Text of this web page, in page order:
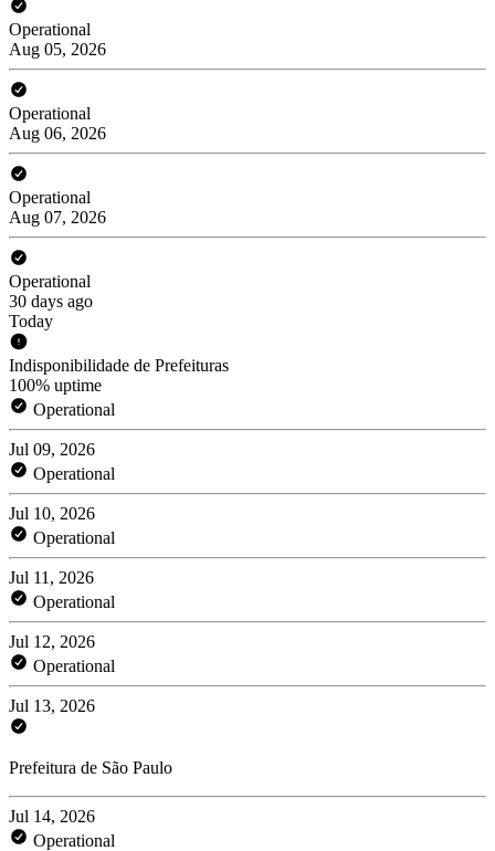
Operational
Aug 05, 2026
Operational
Aug 06, 2026
Operational
Aug 07, 2026
Operational
30 days ago
Today
Indisponibilidade de Prefeituras
100% uptime
Operational
Jul 09, 2026
Operational
Jul 10, 2026
Operational
Jul 11, 2026
Operational
Jul 12, 2026
Operational
Jul 13, 2026
Prefeitura de São Paulo
Jul 14, 2026
Operational